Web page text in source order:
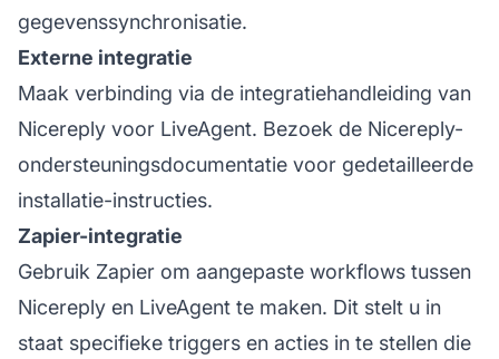
gegevenssynchronisatie.
Externe integratie
Maak verbinding via de integratiehandleiding van
Nicereply voor LiveAgent. Bezoek de Nicereply-
ondersteuningsdocumentatie voor gedetailleerde
installatie-instructies.
Zapier-integratie
Gebruik Zapier om aangepaste workflows tussen
Nicereply en LiveAgent te maken. Dit stelt u in
staat specifieke triggers en acties in te stellen die